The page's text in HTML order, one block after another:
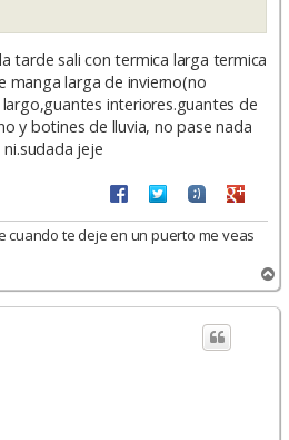
tarde sali con termica larga termica
larga de invierno(no
interiores.guantes de
y botines de lluvia, no pase nada
jeje
cuando te deje en un puerto me veas
r
r